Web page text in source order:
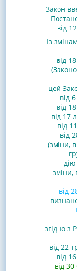
Закон
від
Із
від
цей
від
від
від 17
від
від
(зміни,
зміни,
від
згідно з
від 22
від
від